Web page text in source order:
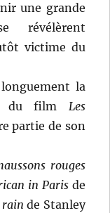
une grande
révélèrent
victime du
la
du film Les
partie de son
rouges
in Parisde
rain de Stanley